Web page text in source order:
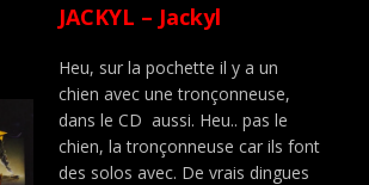
JACKYL – Jackyl
Heu, sur la pochette il y a un
chien avec une tronçonneuse,
dans le CD aussi. Heu.. pas le
chien, la tronçonneuse car ils font
des solos avec. De vrais dingues